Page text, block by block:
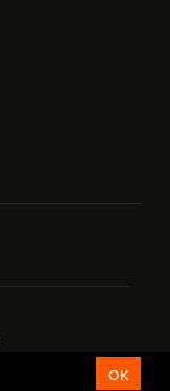
OK